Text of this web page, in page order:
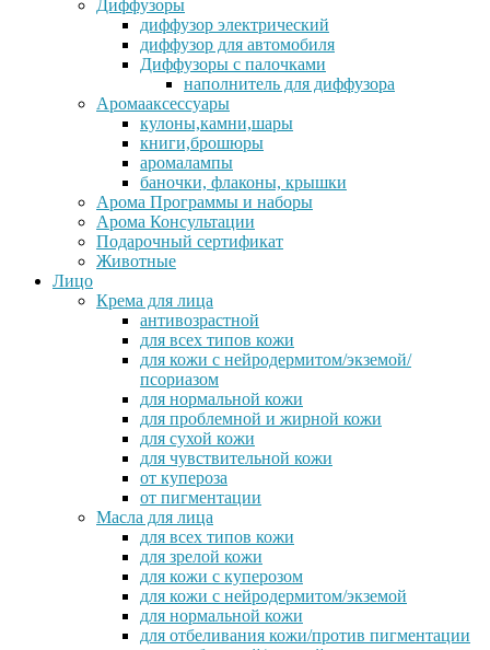
Диффузоры
диффузор электрический
диффузор для автомобиля
Диффузоры с палочками
наполнитель для диффузора
Аромааксессуары
кулоны,камни,шары
книги,брошюры
аромалампы
баночки, флаконы, крышки
Арома Программы и наборы
Арома Консультации
Подарочный сертификат
Животные
Лицо
Крема для лица
антивозрастной
для всех типов кожи
для кожи с нейродермитом/экземой/
псориазом
для нормальной кожи
для проблемной и жирной кожи
для сухой кожи
для чувствительной кожи
от купероза
от пигментации
Масла для лица
для всех типов кожи
для зрелой кожи
для кожи с куперозом
для кожи с нейродермитом/экземой
для нормальной кожи
для отбеливания кожи/против пигментации